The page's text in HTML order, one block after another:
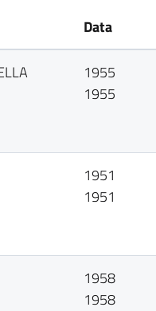
Data
1955
1955
1951
1951
1958
1958